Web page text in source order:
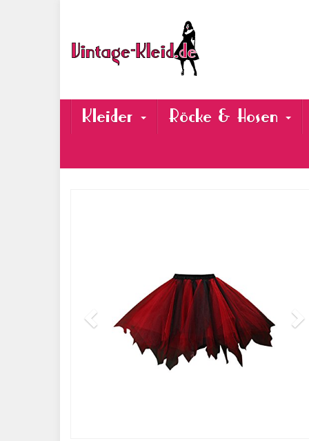
Kleider Röcke & Hosen